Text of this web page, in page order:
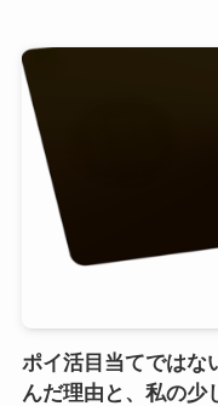
ポイ活目当てでは
んだ理由と、私の少